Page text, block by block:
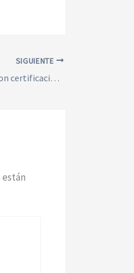
SIGUIENTE
Estudiantes JK rindieron certificaciones Cambridge y avanzan en su camino hacia el dominio del inglés